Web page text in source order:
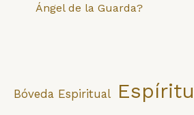
Ángel de la Guarda?
Bóveda Espiritual